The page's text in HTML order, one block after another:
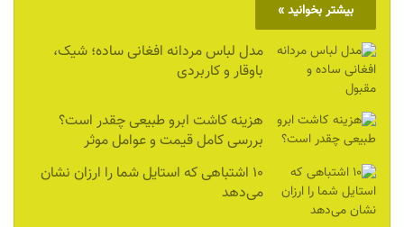
بیشتر بخوانید »
مدل لباس مردانه افغانی ساده؛ شیک،
باوقار و کاربردی
هزینه کاشت ابرو طبیعی چقدر است؟
بررسی کامل قیمت و عوامل موثر
۱۰ اشتباهی که استایل شما را ارزان نشان
می‌دهد